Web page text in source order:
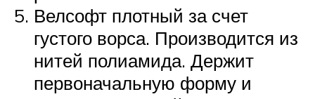
Велсофт плотный за счет
густого ворса. Производится из
нитей полиамида. Держит
первоначальную форму и